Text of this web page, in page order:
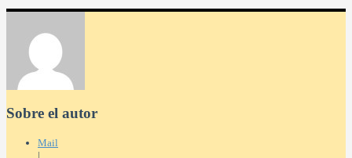
Sobre el autor
Mail
|